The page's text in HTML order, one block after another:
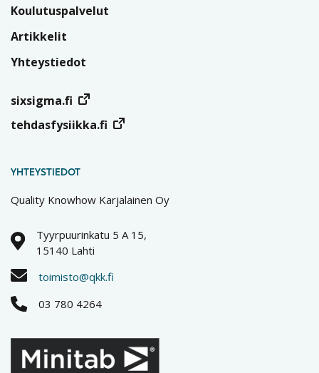
Koulutuspalvelut
Artikkelit
Yhteystiedot
sixsigma.fi
tehdasfysiikka.fi
YHTEYSTIEDOT
Quality Knowhow Karjalainen Oy
Tyyrpuurinkatu 5 A 15,
15140 Lahti
toimisto@qkk.fi
03 780 4264